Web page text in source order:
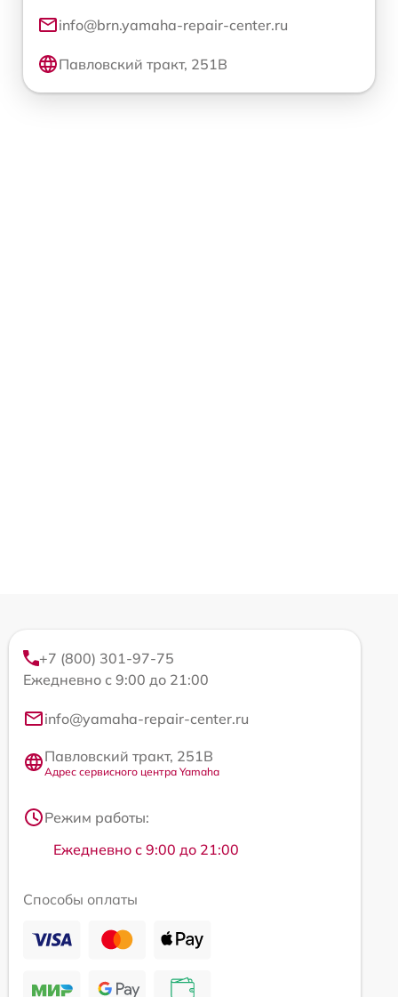
info@brn.yamaha-repair-center.ru
Павловский тракт, 251В
+7 (800) 301-97-75
Ежедневно с 9:00 до 21:00
info@yamaha-repair-center.ru
Павловский тракт, 251В
Адрес сервисного центра Yamaha
Режим работы:
Ежедневно с 9:00 до 21:00
Способы оплаты